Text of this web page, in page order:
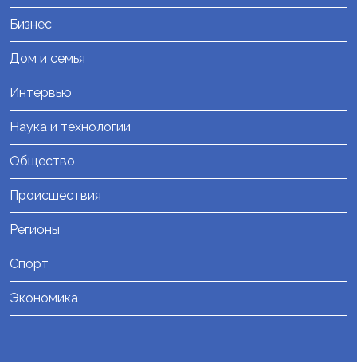
Бизнес
Дом и семья
Интервью
Наука и технологии
Общество
Происшествия
Регионы
Спорт
Экономика